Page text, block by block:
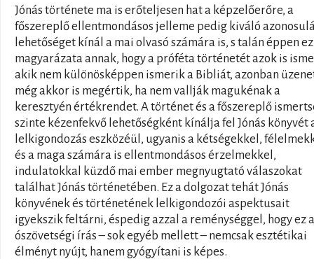
Jónás története ma is erőteljesen hat a képzelőerőre, a
főszereplő ellentmondásos jelleme pedig kiváló
lehetőséget kínál a mai olvasó számára is, s talán éppen
magyarázata annak, hogy a próféta történetét azok is
akik nem különösképpen ismerik a Bibliát, azonban
még akkor is megértik, ha nem vallják magukénak a
keresztyén értékrendet. A történet és a főszereplő
szinte kézenfekvő lehetőségként kínálja fel Jónás könyvét
lelkigondozás eszközéül, ugyanis a kétségekkel,
és a maga számára is ellentmondásos érzelmekkel,
indulatokkal küzdő mai ember megnyugtató válaszokat
találhat Jónás történetében. Ez a dolgozat tehát Jónás
könyvének és történetének lelkigondozói aspektusait
igyekszik feltárni, éspedig azzal a reménységgel, hogy ez
ószövetségi írás – sok egyéb mellett – nemcsak esztétikai
élményt nyújt, hanem gyógyítani is képes.